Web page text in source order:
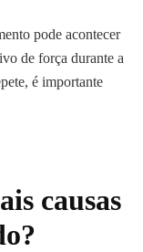
pode acontecer
de força durante a
é importante
causas